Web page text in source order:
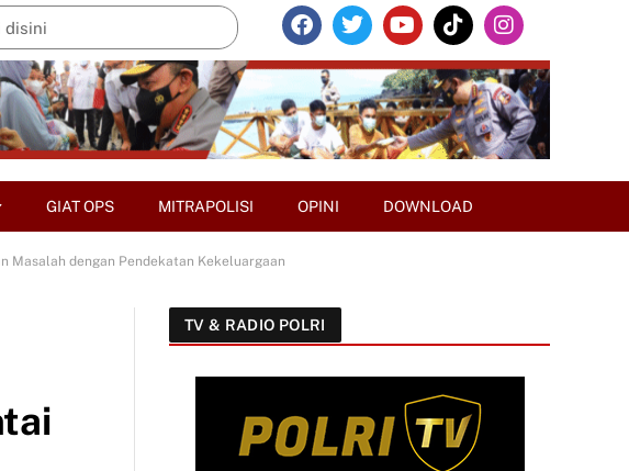
GIAT OPS MITRAPOLISI OPINI DOWNLOAD
Masalah dengan Pendekatan Kekeluargaan
TV & RADIO POLRI